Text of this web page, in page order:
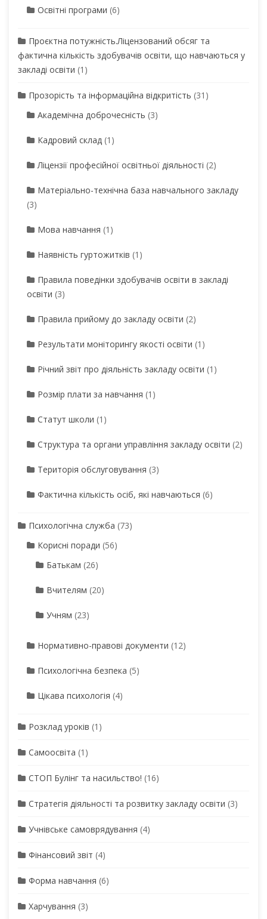
Освітні програми (6)
Проєктна потужність.Ліцензований обсяг та
фактична кількість здобувачів освіти, що навчаються у
закладі освіти (1)
Прозорість та інформаційна відкритість (31)
Академічна доброчесність (3)
Кадровий склад (1)
Ліцензії професійної освітньої діяльності (2)
Матеріально-технічна база навчального закладу
(3)
Мова навчання (1)
Наявність гуртожитків (1)
Правила поведінки здобувачів освіти в закладі
освіти (3)
Правила прийому до закладу освіти (2)
Результати моніторингу якості освіти (1)
Річний звіт про діяльність закладу освіти (1)
Розмір плати за навчання (1)
Статут школи (1)
Структура та органи управління закладу освіти (2)
Територія обслуговування (3)
Фактична кількість осіб, які навчаються (6)
Психологічна служба (73)
Корисні поради (56)
Батькам (26)
Вчителям (20)
Учням (23)
Нормативно-правові документи (12)
Психологічна безпека (5)
Цікава психологія (4)
Розклад уроків (1)
Самоосвіта (1)
СТОП Булінг та насильство! (16)
Стратегія діяльності та розвитку закладу освіти (3)
Учнівське самоврядування (4)
Фінансовий звіт (4)
Форма навчання (6)
Харчування (3)